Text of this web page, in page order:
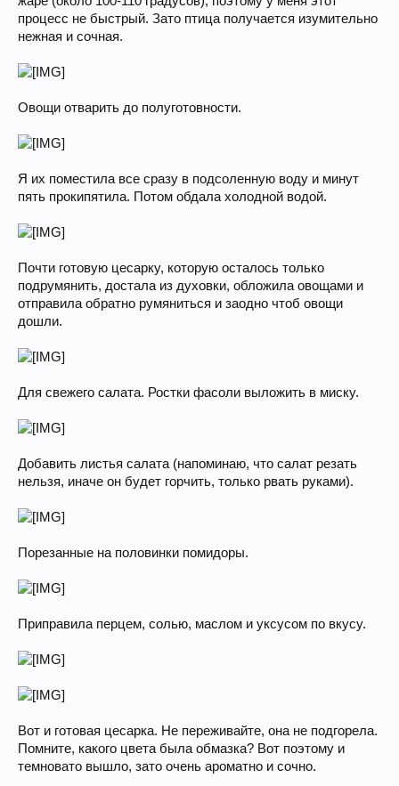
процесс не быстрый. Зато птица получается изумительно
нежная и сочная.
Овощи отварить до полуготовности.
Я их поместила все сразу в подсоленную воду и минут
пять прокипятила. Потом обдала холодной водой.
Почти готовую цесарку, которую осталось только
подрумянить, достала из духовки, обложила овощами и
отправила обратно румяниться и заодно чтоб овощи
дошли.
Для свежего салата. Ростки фасоли выложить в миску.
Добавить листья салата (напоминаю, что салат резать
нельзя, иначе он будет горчить, только рвать руками).
Порезанные на половинки помидоры.
Приправила перцем, солью, маслом и уксусом по вкусу.
Вот и готовая цесарка. Не переживайте, она не подгорела.
Помните, какого цвета была обмазка? Вот поэтому и
темновато вышло, зато очень ароматно и сочно.